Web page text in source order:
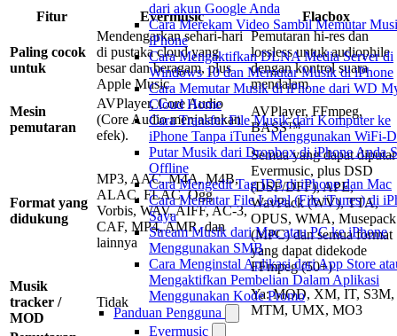
dari akun Google Anda
Cara Merekam Video Sambil Memutar
iPhone
Cara Mengaktifkan DLNA Media Server di
Windows 10 dan Memutar Musik di iPhone
Cara Memutar Musik di iPhone dari WD
Cloud Home
Cara Transfer File Musik dari Komputer ke
iPhone Tanpa iTunes Menggunakan WiFi-
Putar Musik dari Dropbox di iPhone Anda
Offline
Cara Mengedit Tag ID3 di iPhone dan Mac
Cara Memutar File Lokal (File iTunes) di
Saya
Stream Musik dari Mac atau PC ke iPhone
Menggunakan SMB
Cara Menginstal Aplikasi dari App Store
Mengaktifkan Pembelian Dalam Aplikasi
Menggunakan Kode Promo
Panduan Pengguna
Evermusic
Fitur Evermusic Flacbox
Paling cocok
untuk
Mendengarkan sehari-hari
di pustaka cloud yang
besar dan beragam, plus
Apple Music
Pemutaran hi-res dan
lossless untuk audiophile
dengan kontrol suara
mendalam
Mesin
pemutaran
AVPlayer, Core Audio
(Core Audio menjalankan
efek).
AVPlayer, FFmpeg,
BASS™
Format yang
didukung
MP3, AAC, M4A, M4B,
ALAC, FLAC, Ogg
Vorbis, WAV, AIFF, AC-3,
CAF, MP4, AMR, dan
lainnya
Semua yang dapat diputar
Evermusic, plus DSD
(DSF/DFF), APE,
WavPack (WV), TTA,
OPUS, WMA, Musepack
(MPC) dan semua format
yang dapat didekode
FFmpeg (50+)
Musik
tracker /
MOD
Tidak
Ya: MOD, XM, IT, S3M,
MTM, UMX, MO3